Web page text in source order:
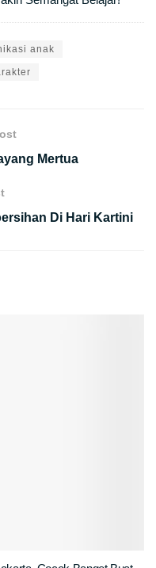
anak
Mertua
Di Hari Kartini